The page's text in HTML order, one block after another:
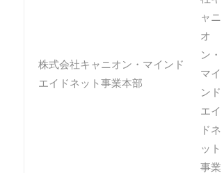
株式会社キャニオン・マインド
エイドネット事業本部